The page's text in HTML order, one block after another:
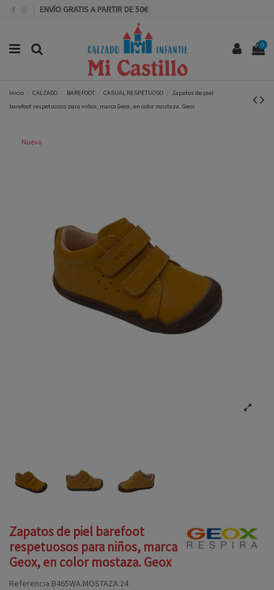
ENVÍO GRATIS A PARTIR DE 50€
0
Inicio CALZADO BAREFOOT CASUAL RESPETUOSO
Zapatos de piel
barefoot respetuosos para niños, marca Geox, en color mostaza. Geox
Nuevo
Zapatos de piel barefoot
respetuosos para niños, marca
Geox, en color mostaza. Geox
Referencia B465WA.MOSTAZA.24